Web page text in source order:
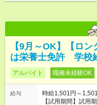
【9月～OK】【ロ
は栄養士免許 学校
アルバイト 職種未経験OK
給与
時給1,501円～
【試用期間】試用